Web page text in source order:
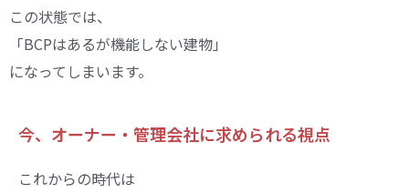
この状態では、
「BCPはあるが機能しない建物」
になってしまいます。
今、オーナー・管理会社に求められる視点
これからの時代は